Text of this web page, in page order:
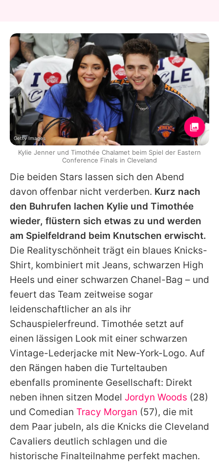
Die beiden Stars lassen sich den Abend
davon offenbar nicht verderben. Kurz nach
den Buhrufen lachen Kylie und Timothée
wieder, flüstern sich etwas zu und werden
am Spielfeldrand beim Knutschen erwischt.
Die Realityschönheit trägt ein blaues Knicks-
Shirt, kombiniert mit Jeans, schwarzen High
Heels und einer schwarzen Chanel-Bag – und
feuert das Team zeitweise sogar
leidenschaftlicher an als ihr
Schauspielerfreund. Timothée setzt auf
einen lässigen Look mit einer schwarzen
Vintage-Lederjacke mit New-York-Logo. Auf
den Rängen haben die Turteltauben
ebenfalls prominente Gesellschaft: Direkt
neben ihnen sitzen Model Jordyn Woods (28)
und Comedian Tracy Morgan (57), die mit
dem Paar jubeln, als die Knicks die Cleveland
Cavaliers deutlich schlagen und die
historische Finalteilnahme perfekt machen.
Getty Images
Kylie Jenner und Timothée Chalamet beim Spiel der Eastern
Conference Finals in Cleveland